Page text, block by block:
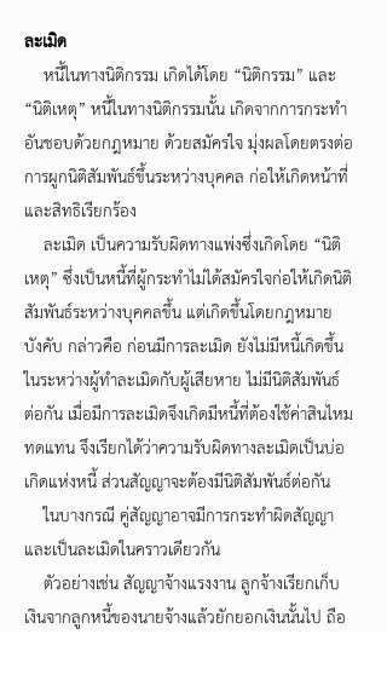
ละเมิด
หนี้ในทางนิติกรรม เกิดได้โดย “นิติกรรม” และ
“นิติเหตุ” หนี้ในทางนิติกรรมนั้น เกิดจากการกระทำ
อันชอบด้วยกฎหมาย ด้วยสมัครใจ มุ่งผลโดยตรงต่อ
การผูกนิติสัมพันธ์ขึ้นระหว่างบุคคล ก่อให้เกิดหน้าที่
และสิทธิเรียกร้อง
ละเมิด เป็นความรับผิดทางแพ่งซึ่งเกิดโดย “นิติ
เหตุ” ซึ่งเป็นหนี้ที่ผู้กระทำไม่ได้สมัครใจก่อให้เกิดนิติ
สัมพันธ์ระหว่างบุคคลขึ้น แต่เกิดขึ้นโดยกฎหมาย
บังคับ กล่าวคือ ก่อนมีการละเมิด ยังไม่มีหนี้เกิดขึ้น
ในระหว่างผู้ทำละเมิดกับผู้เสียหาย ไม่มีนิติสัมพันธ์
ต่อกัน เมื่อมีการละเมิดจึงเกิดมีหนี้ที่ต้องใช้ค่าสินไหม
ทดแทน จึงเรียกได้ว่าความรับผิดทางละเมิดเป็นบ่อ
เกิดแห่งหนี้ ส่วนสัญญาจะต้องมีนิติสัมพันธ์ต่อกัน
ในบางกรณี คู่สัญญาอาจมีการกระทำผิดสัญญา
และเป็นละเมิดในคราวเดียวกัน
ตัวอย่างเช่น สัญญาจ้างแรงงาน ลูกจ้างเรียกเก็บ
เงินจากลูกหนี้ของนายจ้างแล้วยักยอกเงินนั้นไป ถือ